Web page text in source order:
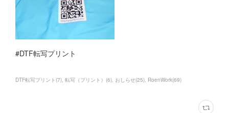
#DTF転写プリント
DTF転写プリント (7) 転写（プリント） (6) おしらせ(25) RoenWork(69)